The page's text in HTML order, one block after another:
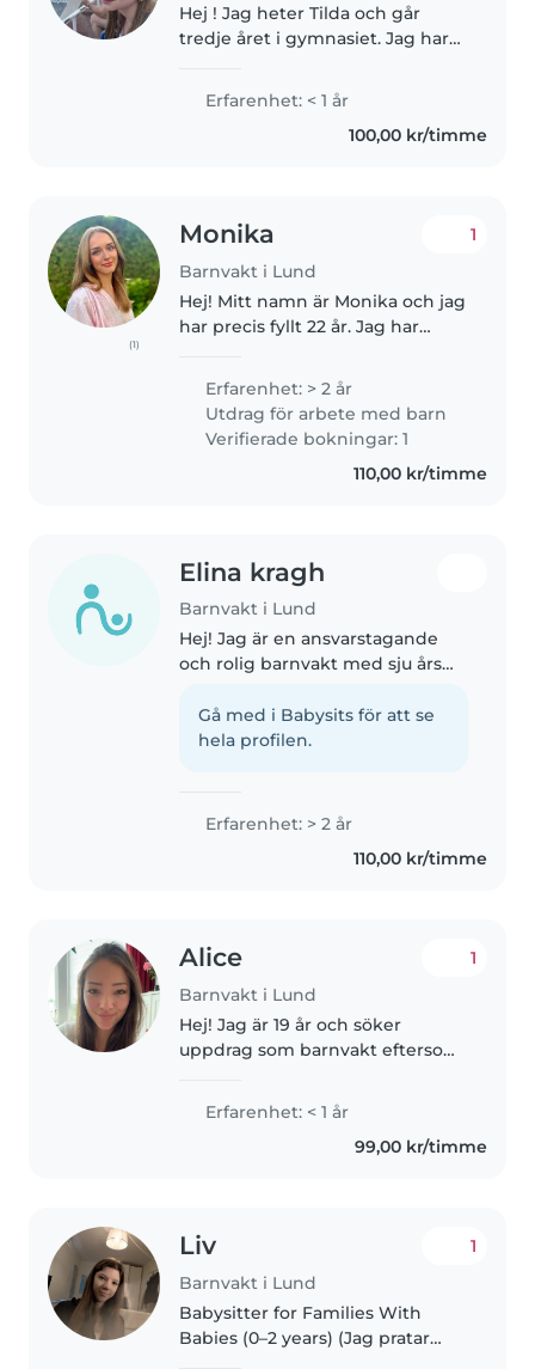
Hej ! Jag heter Tilda och går
tredje året i gymnasiet. Jag har
barnvakt då jag (för ett tag sen)
hjälpte en familj under några
månaders tid. Det var..
Erfarenhet: < 1 år
100,00 kr/timme
(1)
Monika
Barnvakt i Lund
1
Hej! Mitt namn är Monika och jag
har precis fyllt 22 år. Jag har
barnpassning med olika åldrar,
allt från nyfödda till 7-åringar. Nu
när jag arbetar på hotell..
Erfarenhet: > 2 år
Utdrag för arbete med barn
Verifierade bokningar: 1
110,00 kr/timme
Elina kragh
Barnvakt i Lund
Hej! Jag är en ansvarstagande
och rolig barnvakt med sju års
barn i alla åldrar. Jag talar
flytande svenska, engelska och
Gå med i Babysits för att se
hela profilen.
Erfarenhet: > 2 år
110,00 kr/timme
Alice
Barnvakt i Lund
1
Hej! Jag är 19 år och söker
uppdrag som barnvakt eftersom
Jag har erfarenhet av yngre barn
genom min familj och personer i
min närhet. Jag har bland..
Erfarenhet: < 1 år
99,00 kr/timme
Liv
Barnvakt i Lund
1
Babysitter for Families With
Babies (0–2 years) (Jag pratar